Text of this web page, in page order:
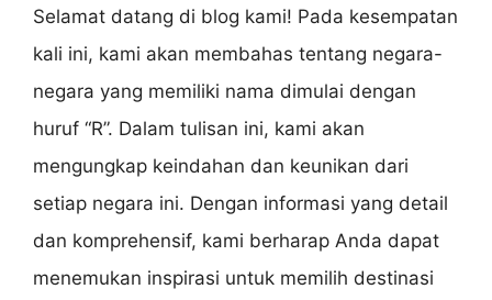
Selamat datang di blog kami! Pada kesempatan
kali ini, kami akan membahas tentang negara-
negara yang memiliki nama dimulai dengan
huruf “R”. Dalam tulisan ini, kami akan
mengungkap keindahan dan keunikan dari
setiap negara ini. Dengan informasi yang detail
dan komprehensif, kami berharap Anda dapat
menemukan inspirasi untuk memilih destinasi